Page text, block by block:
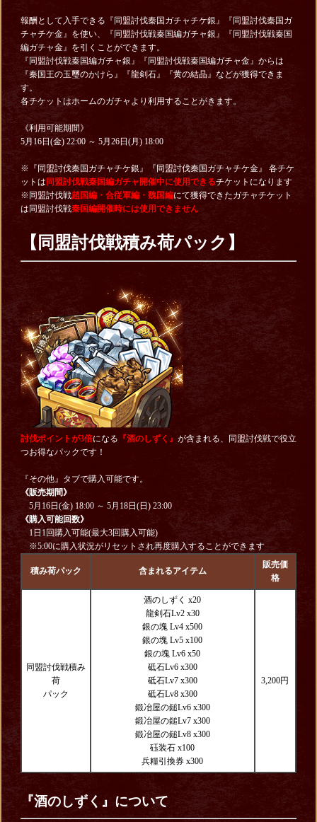
報酬として入手できる『同盟討伐秦国ガチャチケ銀』『同盟討伐秦国ガ
チャチケ金』を使い、『同盟討伐戦秦国編ガチャ銀』『同盟討伐戦秦国
編ガチャ金』を引くことができます。
『同盟討伐戦秦国編ガチャ銀』『同盟討伐戦秦国編ガチャ金』からは
『秦国王の玉璽のかけら』『龍剣石』『黄の結晶』などが獲得できま
す。
各チケットはホームのガチャより利用することがきます。
《利用可能期間》
5月16日(金) 22:00 ～ 5月26日(月) 18:00
※『同盟討伐秦国ガチャチケ銀』『同盟討伐秦国ガチャチケ金』 各チケ
ットは 同盟討伐戦秦国編ガチャ開催中に使用できるチケットになります
※同盟討伐戦趙国編・合従軍編・魏国編にて獲得できたガチャチケット
は同盟討伐戦秦国編開催時には使用できません
【同盟討伐戦積み荷パック】
討伐ポイントが3倍になる 『酒のしずく』 が含まれる、同盟討伐戦で役立
つお得なパックです！
『その他』タブで購入可能です。
《販売期間》
5月16日(金) 18:00 ～ 5月18日(日) 23:00
《購入可能回数》
1日1回購入可能(最大3回購入可能)
※5:00に購入状況がリセットされ再度購入することができます
積み荷パック 含まれるアイテム
販売価
格
同盟討伐戦積み
荷
パック
酒のしずく x20
龍剣石Lv2 x30
銀の塊 Lv4 x500
銀の塊 Lv5 x100
銀の塊 Lv6 x50
砥石Lv6 x300
砥石Lv7 x300
砥石Lv8 x300
鍛冶屋の鎚Lv6 x300
鍛冶屋の鎚Lv7 x300
鍛冶屋の鎚Lv8 x300
砡装石 x100
兵糧引換券 x300
3,200円
『酒のしずく』について